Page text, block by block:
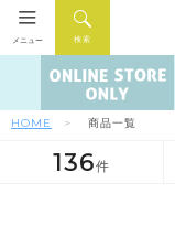
検索
メニュー
HOME 商品一覧
136件